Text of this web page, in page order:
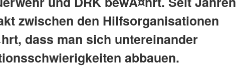
zwischen den Hilfsorganisationen
dass man sich untereinander
abbauen.